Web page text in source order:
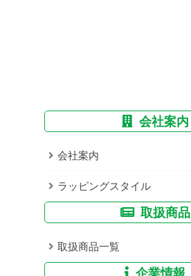
会社案内
会社案内
ラッピングスタイル
取扱商品
取扱商品一覧
企業情報